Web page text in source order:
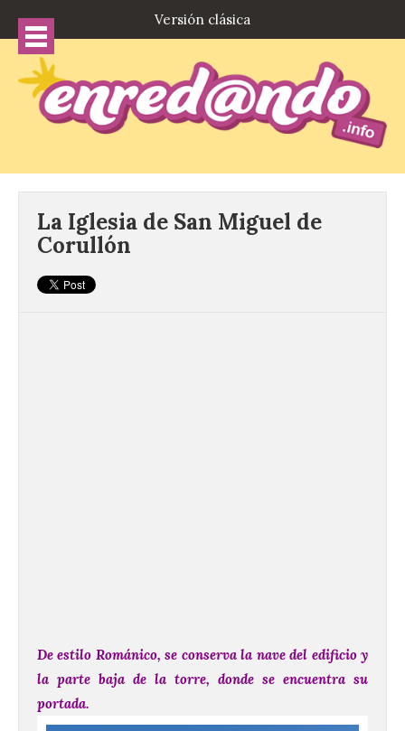
Versión clásica
La Iglesia de San Miguel de
Corullón
De estilo Románico, se conserva la nave del edificio y
la parte baja de la torre, donde se encuentra su
portada.